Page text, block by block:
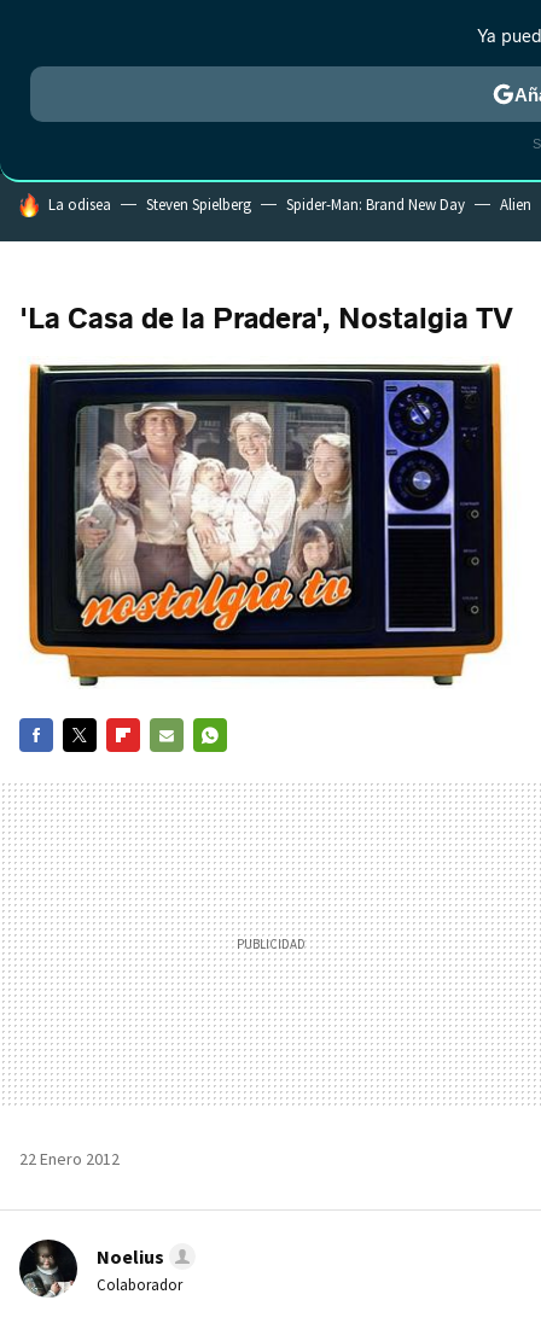
MENÚ NUEVO
HOY SE HABLA DE
La odisea Steven Spielberg Spider-Man: Brand New Day Alien
'La Casa de la Pradera', Nostalgia TV
MAIL
22 Enero 2012
Noelius
Colaborador
Ya